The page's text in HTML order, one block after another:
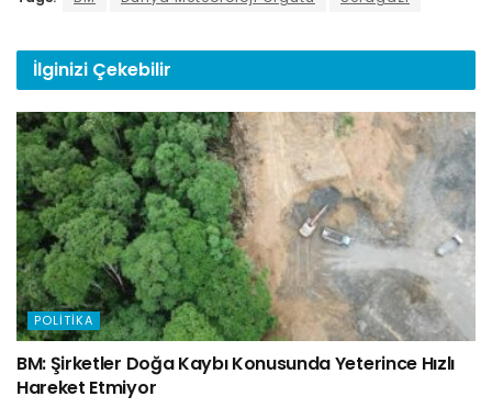
İlginizi Çekebilir
POLITIKA
BM: Şirketler Doğa Kaybı Konusunda Yeterince Hızlı
Hareket Etmiyor